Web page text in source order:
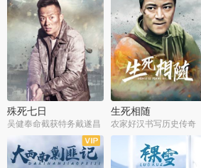
殊死七日
吴健奉命截获特务戴遂昌
生死相随
农家好汉书写历史传奇
全21集